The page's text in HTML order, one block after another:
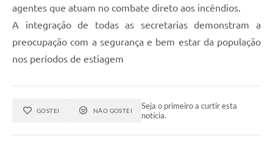
agentes que atuam no combate direto aos incêndios.
A integração de todas as secretarias demonstram a
preocupação com a segurança e bem estar da população
nos períodos de estiagem
GOSTEI NÃO GOSTEI
Seja o primeiro a curtir esta
notícia.